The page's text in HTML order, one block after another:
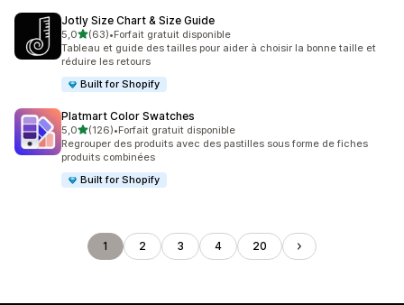
Jotly Size Chart & Size Guide
5,0étoile(s) sur 5
(63)
63 avis au total
•Forfait gratuit disponible
Tableau et guide des tailles pour aider à choisir la bonne taille et
réduire les retours
Built for Shopify
Platmart Color Swatches
5,0étoile(s) sur 5
(126)
126 avis au total
•Forfait gratuit disponible
Regrouper des produits avec des pastilles sous forme de fiches
produits combinées
Built for Shopify
1 2 3 4 20